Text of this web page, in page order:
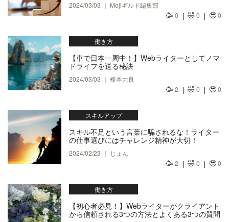
2024/03/03 ｜ Mojiギルド編集部
🥳 0 🤣0 🥹0
働き方
【車で日本一周中！】Webライターとしてノマ
ドライフを送る秘訣
2024/03/03 ｜ 榎本力良
🥳 2 🤣0 🥹0
スキルアップ
スキル不足という言葉に騙されるな！ライター
の仕事選びにはチャレンジ精神が大切！
2024/02/23 ｜ じょん
🥳 2 🤣0 🥹0
働き方
【初心者必見！】Webライターがクライアント
から信頼される3つの方法とよくある3つの質問